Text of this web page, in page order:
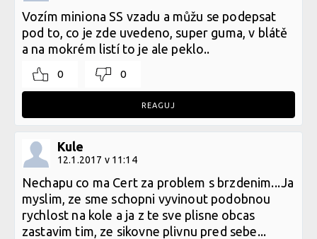
Vozím miniona SS vzadu a můžu se podepsat
pod to, co je zde uvedeno, super guma, v blátě
a na mokrém listí to je ale peklo..
0 0
REAGUJ
Kule
12.1.2017 v 11:14
Nechapu co ma Cert za problem s brzdenim...Ja
myslim, ze sme schopni vyvinout podobnou
rychlost na kole a ja z te sve plisne obcas
zastavim tim, ze sikovne plivnu pred sebe...